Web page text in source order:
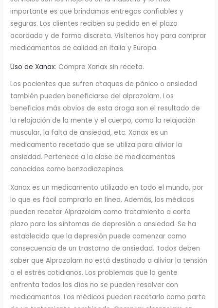
importante es que brindamos entregas confiables y
seguras. Los clientes reciben su pedido en el plazo
acordado y de forma discreta. Visítenos hoy para comprar
medicamentos de calidad en Italia y Europa.
Uso de Xanax: Compre Xanax sin receta.
Los pacientes que sufren ataques de pánico o ansiedad
también pueden beneficiarse del alprazolam. Los
beneficios más obvios de esta droga son el resultado de
la relajación de la mente y el cuerpo, como la relajación
muscular, la falta de ansiedad, etc. Xanax es un
medicamento recetado que se utiliza para aliviar la
ansiedad. Pertenece a la clase de medicamentos
conocidos como benzodiazepinas.
Xanax es un medicamento utilizado en todo el mundo, por
lo que es fácil comprarlo en línea. Además, los médicos
pueden recetar Alprazolam como tratamiento a corto
plazo para los síntomas de depresión o ansiedad. Se ha
establecido que la depresión puede comenzar como
consecuencia de un trastorno de ansiedad. Todos deben
saber que Alprazolam no está destinado a aliviar la tensión
o el estrés cotidianos. Los problemas que la gente
enfrenta todos los días no se pueden resolver con
medicamentos. Los médicos pueden recetarlo como parte